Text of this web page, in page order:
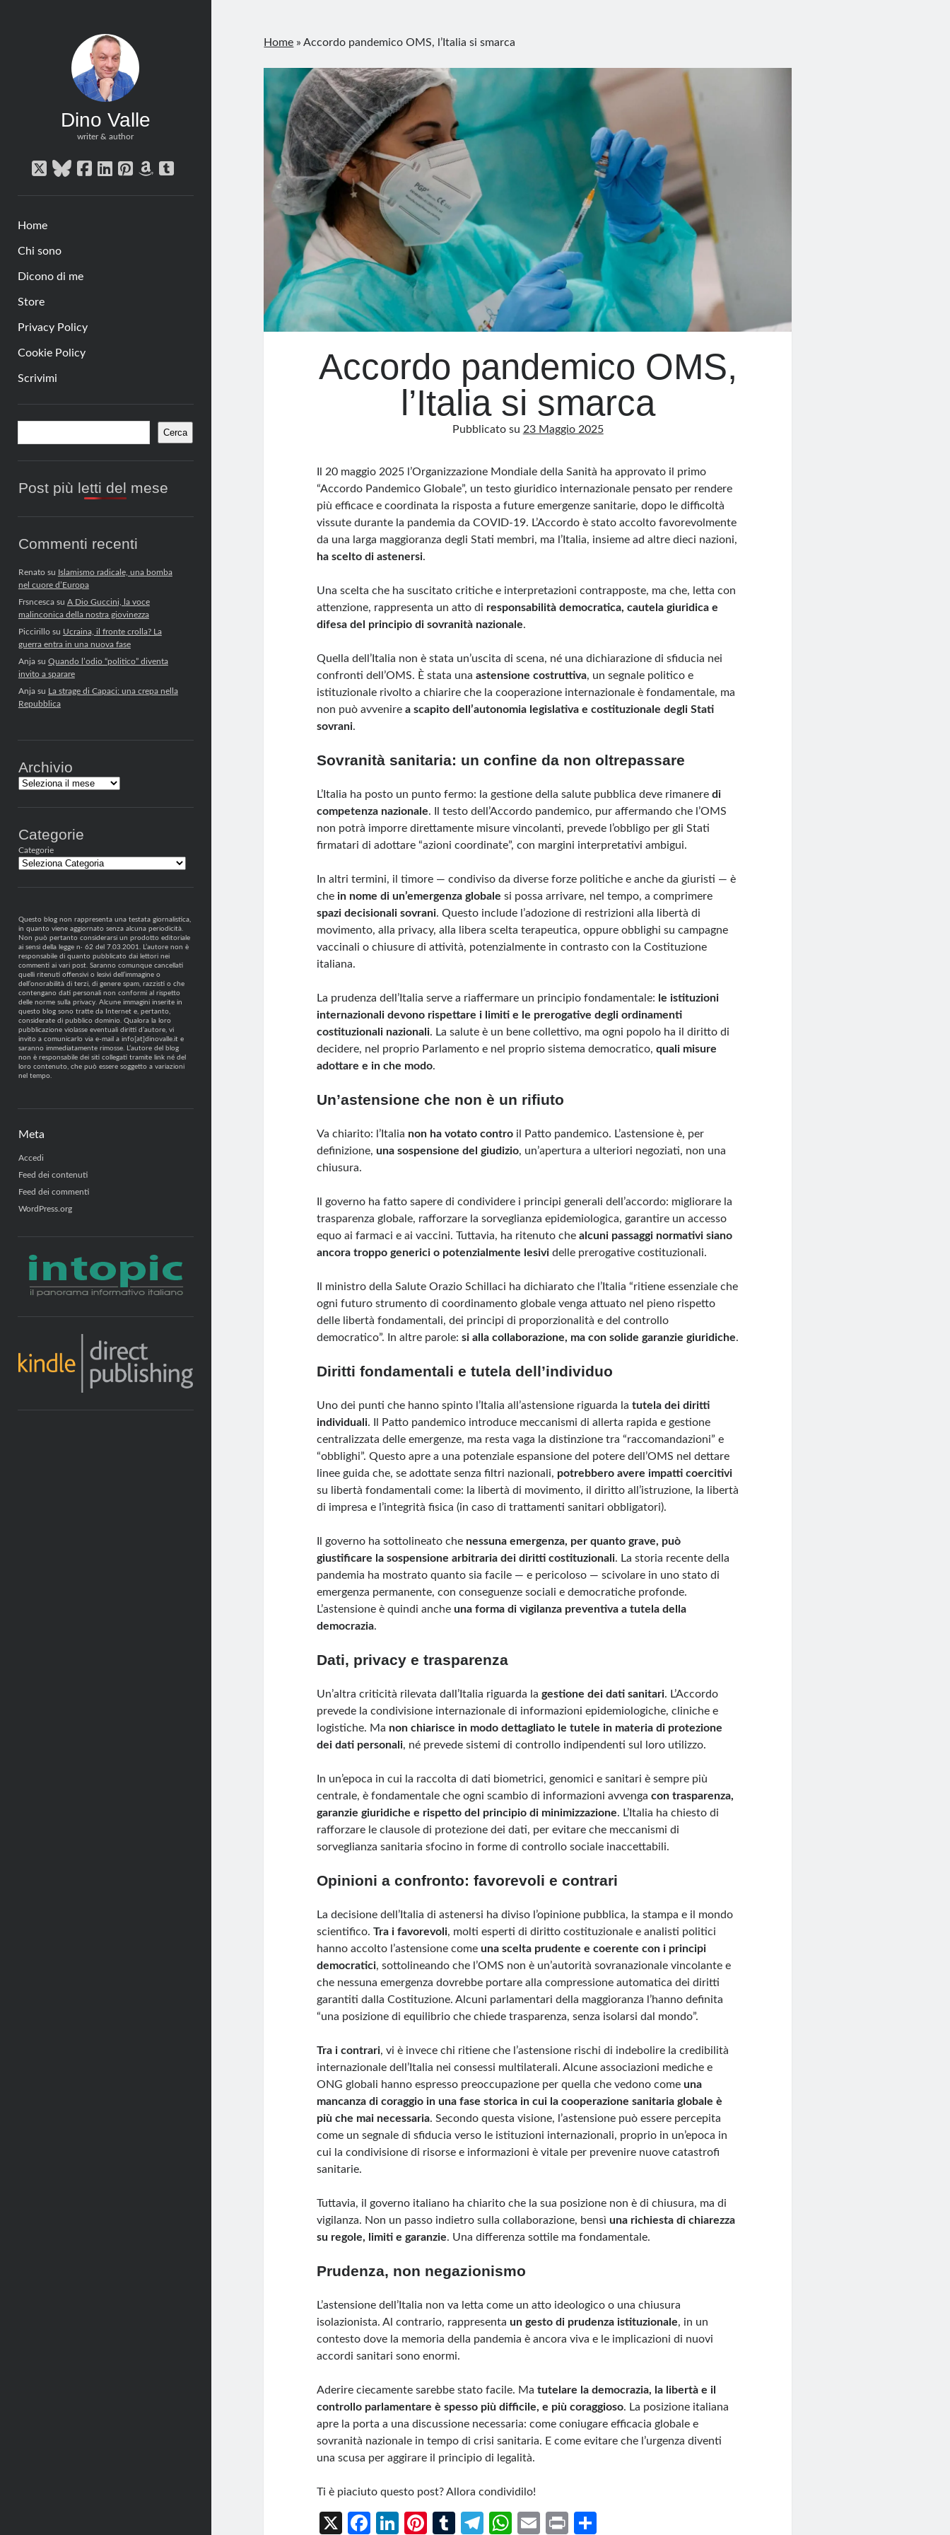
Dino Valle
writer & author
twitterbluesky
facebook
linkedin
pinterest
amazon
tumblr
Home
Chi sono
Dicono di me
Store
Privacy Policy
Cookie Policy
Scrivimi
Barra
laterale
Cerca
Post più letti del mese
Commenti recenti
Renatosu Islamismo radicale, una bomba
nel cuore d’Europa
Frsncescasu A Dio Guccini, la voce
malinconica della nostra giovinezza
Piccirillosu Ucraina, il fronte crolla? La
guerra entra in una nuova fase
Anjasu Quando l’odio “politico” diventa
invito a sparare
Anjasu La strage di Capaci: una crepa nella
Repubblica
Archivio
Archivi
Categorie
Categorie
Questo blog non rappresenta una testata giornalistica,
in quanto viene aggiornato senza alcuna periodicità.
Non può pertanto considerarsi un prodotto editoriale
ai sensi della legge n· 62 del 7.03.2001. L’autore non è
responsabile di quanto pubblicato dai lettori nei
commenti ai vari post. Saranno comunque cancellati
quelli ritenuti offensivi o lesivi dell’immagine o
dell’onorabilità di terzi, di genere spam, razzisti o che
contengano dati personali non conformi al rispetto
delle norme sulla privacy. Alcune immagini inserite in
questo blog sono tratte da Internet e, pertanto,
considerate di pubblico dominio. Qualora la loro
pubblicazione violasse eventuali diritti d’autore, vi
invito a comunicarlo via e-mail a info[at]dinovalle.it e
saranno immediatamente rimosse. L’autore del blog
non è responsabile dei siti collegati tramite link né del
loro contenuto, che può essere soggetto a variazioni
nel tempo.
Meta
Accedi
Feed dei contenuti
Feed dei commenti
WordPress.org
Home »Accordo pandemico OMS, l’Italia si smarca
Accordo pandemico OMS,
l’Italia si smarca
Pubblicato su 23 Maggio 2025
Il 20 maggio 2025 l’Organizzazione Mondiale della Sanità ha approvato il primo
“Accordo Pandemico Globale”, un testo giuridico internazionale pensato per rendere
più efficace e coordinata la risposta a future emergenze sanitarie, dopo le difficoltà
vissute durante la pandemia da COVID-19. L’Accordo è stato accolto favorevolmente
da una larga maggioranza degli Stati membri, ma l’Italia, insieme ad altre dieci nazioni,
ha scelto di astenersi.
Una scelta che ha suscitato critiche e interpretazioni contrapposte, ma che, letta con
attenzione, rappresenta un atto di responsabilità democratica, cautela giuridica e
difesa del principio di sovranità nazionale.
Quella dell’Italia non è stata un’uscita di scena, né una dichiarazione di sfiducia nei
confronti dell’OMS. È stata unaastensione costruttiva, un segnale politico e
istituzionale rivolto a chiarire che la cooperazione internazionale è fondamentale, ma
non può avvenirea scapito dell’autonomia legislativa e costituzionale degli Stati
sovrani.
Sovranità sanitaria: un confine da non oltrepassare
L’Italia ha posto un punto fermo: la gestione della salute pubblica deve rimaneredi
competenza nazionale. Il testo dell’Accordo pandemico, pur affermando che l’OMS
non potrà imporre direttamente misure vincolanti, prevede l’obbligo per gli Stati
firmatari di adottare “azioni coordinate”, con margini interpretativi ambigui.
In altri termini, il timore — condiviso da diverse forze politiche e anche da giuristi — è
chein nome di un’emergenza globale si possa arrivare, nel tempo, a comprimere
spazi decisionali sovrani. Questo include l’adozione di restrizioni alla libertà di
movimento, alla privacy, alla libera scelta terapeutica, oppure obblighi su campagne
vaccinali o chiusure di attività, potenzialmente in contrasto con la Costituzione
italiana.
La prudenza dell’Italia serve a riaffermare un principio fondamentale: le istituzioni
internazionali devono rispettare i limiti e le prerogative degli ordinamenti
costituzionali nazionali. La salute è un bene collettivo, ma ogni popolo ha il diritto di
decidere, nel proprio Parlamento e nel proprio sistema democratico,quali misure
adottare e in che modo.
Un’astensione che non è un rifiuto
Va chiarito: l’Italia non ha votato contro il Patto pandemico. L’astensione è, per
definizione,una sospensione del giudizio, un’apertura a ulteriori negoziati, non una
chiusura.
Il governo ha fatto sapere di condividere i principi generali dell’accordo: migliorare la
trasparenza globale, rafforzare la sorveglianza epidemiologica, garantire un accesso
equo ai farmaci e ai vaccini. Tuttavia, ha ritenuto chealcuni passaggi normativi siano
ancora troppo generici o potenzialmente lesivi delle prerogative costituzionali.
Il ministro della Salute Orazio Schillaci ha dichiarato che l’Italia “ritiene essenziale che
ogni futuro strumento di coordinamento globale venga attuato nel pieno rispetto
delle libertà fondamentali, dei principi di proporzionalità e del controllo
democratico”. In altre parole:si alla collaborazione, ma con solide garanzie giuridiche.
Diritti fondamentali e tutela dell’individuo
Uno dei punti che hanno spinto l’Italia all’astensione riguarda latutela dei diritti
individuali. Il Patto pandemico introduce meccanismi di allerta rapida e gestione
centralizzata delle emergenze, ma resta vaga la distinzione tra “raccomandazioni” e
“obblighi”. Questo apre a una potenziale espansione del potere dell’OMS nel dettare
linee guida che, se adottate senza filtri nazionali, potrebbero avere impatti coercitivi
su libertà fondamentali come: la libertà di movimento, il diritto all’istruzione, la libertà
di impresa e l’integrità fisica (in caso di trattamenti sanitari obbligatori).
Il governo ha sottolineato che nessuna emergenza, per quanto grave, può
giustificare la sospensione arbitraria dei diritti costituzionali. La storia recente della
pandemia ha mostrato quanto sia facile — e pericoloso — scivolare in uno stato di
emergenza permanente, con conseguenze sociali e democratiche profonde.
L’astensione è quindi ancheuna forma di vigilanza preventiva a tutela della
democrazia.
Dati, privacy e trasparenza
Un’altra criticità rilevata dall’Italia riguarda lagestione dei dati sanitari. L’Accordo
prevede la condivisione internazionale di informazioni epidemiologiche, cliniche e
logistiche. Ma non chiarisce in modo dettagliato le tutele in materia di protezione
dei dati personali, né prevede sistemi di controllo indipendenti sul loro utilizzo.
In un’epoca in cui la raccolta di dati biometrici, genomici e sanitari è sempre più
centrale, è fondamentale che ogni scambio di informazioni avvengacon trasparenza,
garanzie giuridiche e rispetto del principio di minimizzazione. L’Italia ha chiesto di
rafforzare le clausole di protezione dei dati, per evitare che meccanismi di
sorveglianza sanitaria sfocino in forme di controllo sociale inaccettabili.
Opinioni a confronto: favorevoli e contrari
La decisione dell’Italia di astenersi ha diviso l’opinione pubblica, la stampa e il mondo
scientifico.Tra i favorevoli, molti esperti di diritto costituzionale e analisti politici
hanno accolto l’astensione comeuna scelta prudente e coerente con i principi
democratici, sottolineando che l’OMS non è un’autorità sovranazionale vincolante e
che nessuna emergenza dovrebbe portare alla compressione automatica dei diritti
garantiti dalla Costituzione. Alcuni parlamentari della maggioranza l’hanno definita
“una posizione di equilibrio che chiede trasparenza, senza isolarsi dal mondo”.
Tra i contrari, vi è invece chi ritiene che l’astensione rischi di indebolire la credibilità
internazionale dell’Italia nei consessi multilaterali. Alcune associazioni mediche e
ONG globali hanno espresso preoccupazione per quella che vedono comeuna
mancanza di coraggio in una fase storica in cui la cooperazione sanitaria globale è
più che mai necessaria. Secondo questa visione, l’astensione può essere percepita
come un segnale di sfiducia verso le istituzioni internazionali, proprio in un’epoca in
cui la condivisione di risorse e informazioni è vitale per prevenire nuove catastrofi
sanitarie.
Tuttavia, il governo italiano ha chiarito che la sua posizione non è di chiusura, ma di
vigilanza. Non un passo indietro sulla collaborazione, bensìuna richiesta di chiarezza
su regole, limiti e garanzie. Una differenza sottile ma fondamentale.
Prudenza, non negazionismo
L’astensione dell’Italia non va letta come un atto ideologico o una chiusura
isolazionista. Al contrario, rappresentaun gesto di prudenza istituzionale, in un
contesto dove la memoria della pandemia è ancora viva e le implicazioni di nuovi
accordi sanitari sono enormi.
Aderire ciecamente sarebbe stato facile. Matutelare la democrazia, la libertà e il
controllo parlamentare è spesso più difficile, e più coraggioso. La posizione italiana
apre la porta a una discussione necessaria: come coniugare efficacia globale e
sovranità nazionale in tempo di crisi sanitaria. E come evitare che l’urgenza diventi
una scusa per aggirare il principio di legalità.
Ti è piaciuto questo post? Allora condividilo!
X
Fa
Li
Pi
T
Te
W
E
Pr